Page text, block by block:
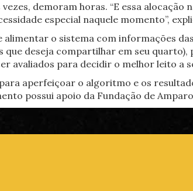
demoram horas. “E essa
especial naquele momento”,
o sistema com informações
deseja compartilhar em seu
avaliados para decidir o melhor leito a
aperfeiçoar o algoritmo e os
possui apoio da Fundação de